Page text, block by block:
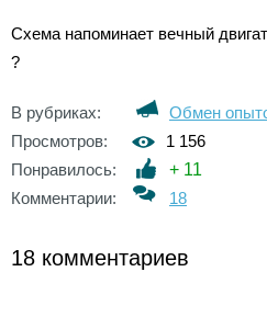
Схема напоминает вечный
?
В рубриках:
Обмен
Просмотров:
1 156
Понравилось:
+ 11
Комментарии:
18
18 комментариев